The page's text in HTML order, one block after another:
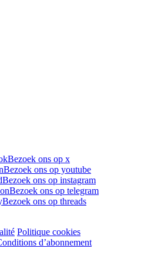
Bezoek ons op x
Bezoek ons op youtube
Bezoek ons op instagram
Bezoek ons op telegram
Bezoek ons op threads
Politique cookies
d’abonnement